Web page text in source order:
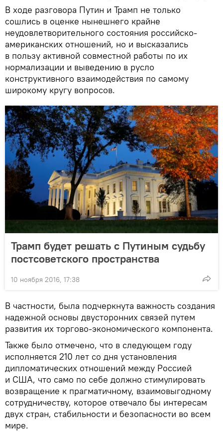
В ходе разговора Путин и Трамп не только
сошлись в оценке нынешнего крайне
неудовлетворительного состояния российско-
американских отношений, но и высказались
в пользу активной совместной работы по их
нормализации и выведению в русло
конструктивного взаимодействия по самому
широкому кругу вопросов.
Трамп будет решать с Путиным судьбу
постсоветского пространства
10 ноября 2016, 17:38
В частности, была подчеркнута важность создания
надежной основы двусторонних связей путем
развития их торгово-экономического компонента.
Также было отмечено, что в следующем году
исполняется 210 лет со дня установления
дипломатических отношений между Россией
и США, что само по себе должно стимулировать
возвращение к прагматичному, взаимовыгодному
сотрудничеству, которое отвечало бы интересам
двух стран, стабильности и безопасности во всем
мире.